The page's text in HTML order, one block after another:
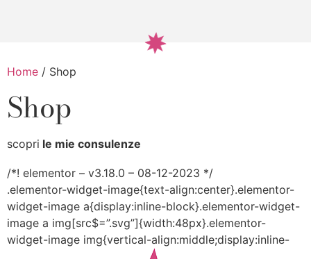
Home / Shop
Shop
scopri le mie consulenze
/*! elementor – v3.18.0 – 08-12-2023 */
.elementor-widget-image{text-align:center}.elementor-
widget-image a{display:inline-block}.elementor-widget-
image a img[src$=”.svg”]{width:48px}.elementor-
widget-image img{vertical-align:middle;display:inline-